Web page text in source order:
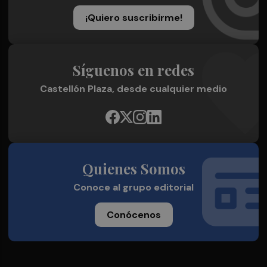
¡Quiero suscribirme!
Síguenos en redes
Castellón Plaza, desde cualquier medio
Quienes Somos
Conoce al grupo editorial
Conócenos